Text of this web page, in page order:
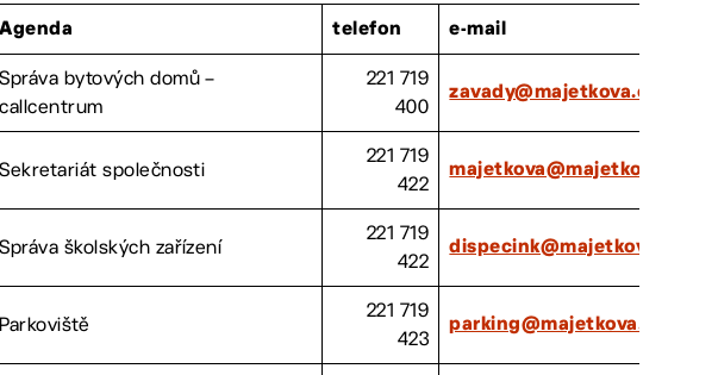
Agenda telefon e-mail
Správa bytových domů –
callcentrum
221 719
400
zavady@majetkova.cz
Sekretariát společnosti
221 719
422
majetkova@majetkova.cz
Správa školských zařízení
221 719
422
dispecink@majetkova.cz
Parkoviště
221 719
423
parking@majetkova.cz